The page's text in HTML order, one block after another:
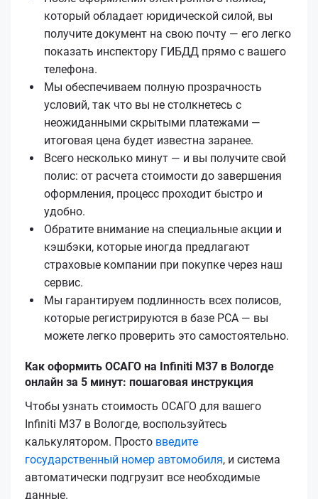
который обладает юридической силой, вы
получите документ на свою почту — его легко
показать инспектору ГИБДД прямо с вашего
телефона.
Мы обеспечиваем полную прозрачность
условий, так что вы не столкнетесь с
неожиданными скрытыми платежами —
итоговая цена будет известна заранее.
Всего несколько минут — и вы получите свой
полис: от расчета стоимости до завершения
оформления, процесс проходит быстро и
удобно.
Обратите внимание на специальные акции и
кэшбэки, которые иногда предлагают
страховые компании при покупке через наш
сервис.
Мы гарантируем подлинность всех полисов,
которые регистрируются в базе РСА — вы
можете легко проверить это самостоятельно.
Как оформить ОСАГО на Infiniti M37 в Вологде
онлайн за 5 минут: пошаговая инструкция
Чтобы узнать стоимость ОСАГО для вашего
Infiniti M37 в Вологде, воспользуйтесь
калькулятором. Просто введите
государственный номер автомобиля, и система
автоматически подгрузит все необходимые
данные.